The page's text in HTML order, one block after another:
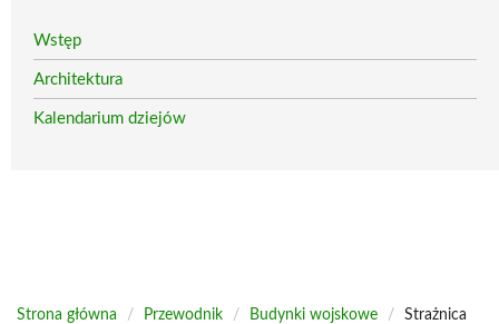
Wstęp
Architektura
Kalendarium dziejów
Strona główna / Przewodnik / Budynki wojskowe /
Strażnica